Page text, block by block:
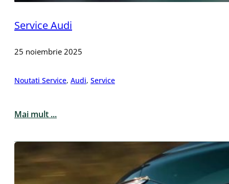
Service Audi
25 noiembrie 2025
Noutati Service, Audi, Service
Mai mult ...